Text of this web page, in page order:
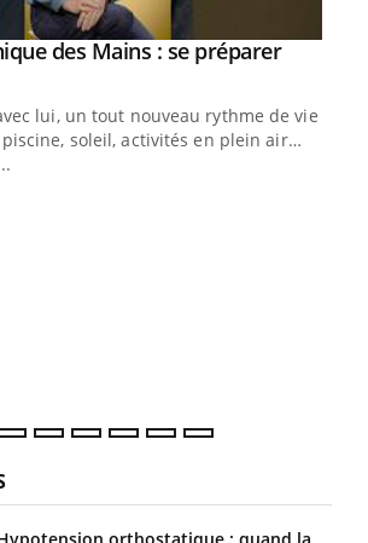
des Mains : se préparer
lui, un tout nouveau rythme de vie !
piscine, soleil, activités en plein air…